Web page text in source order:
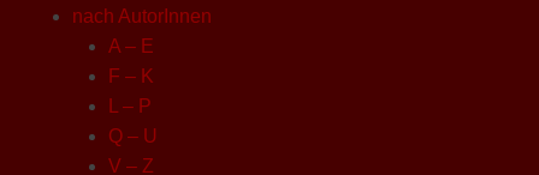
nach AutorInnen
A – E
F – K
L – P
Q – U
V – Z